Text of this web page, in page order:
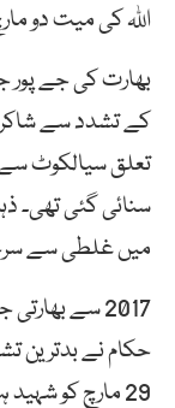
اللہ کی میت دو
میں غلطی سے
2017 سے
حکام نے بدترین
29 مارچ کو